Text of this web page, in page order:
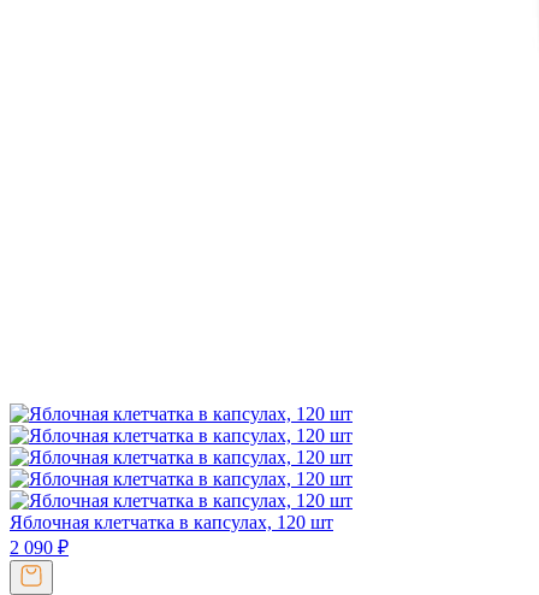
Яблочная клетчатка в капсулах, 120 шт
2 090 ₽